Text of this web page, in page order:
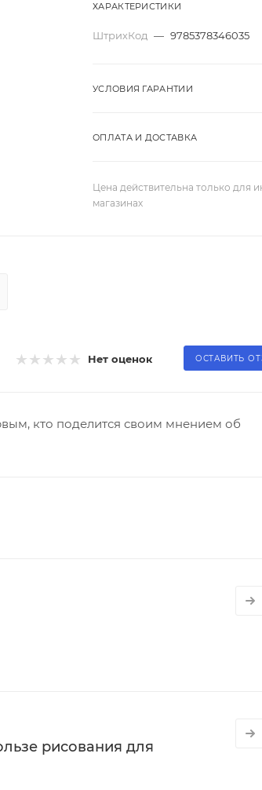
ХАРАКТЕРИСТИКИ
ШтрихКод — 9785378346035
УСЛОВИЯ ГАРАНТИИ
ОПЛАТА И ДОСТАВКА
Цена действительна только для
магазинах
Нет оценок ОСТАВИТЬ
кто поделится своим мнением об
рисования для